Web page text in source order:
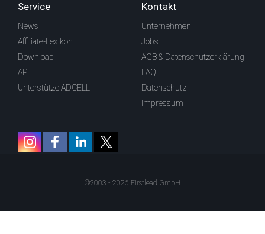
Service
News
Affiliate-Lexikon
Download
API
Unterstütze ADCELL
Kontakt
Unternehmen
Jobs
AGB & Datenschutzerklärung
FAQ
Datenschutz
Impressum
©2003 - 2026 Firstlead GmbH